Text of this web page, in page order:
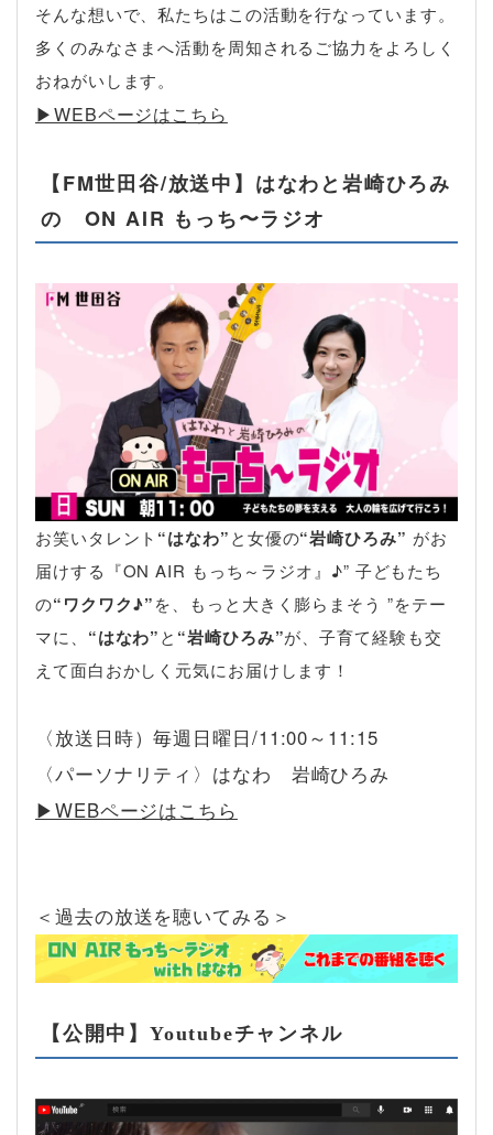
そんな想いで、私たちはこの活動を行なっています。
多くのみなさまへ活動を周知されるご協力をよろしく
おねがいします。
▶︎WEBページはこちら
【FM世田谷/放送中】はなわと岩崎ひろみ
の ON AIR もっち〜ラジオ
お笑いタレント “はなわ”と女優の“岩崎ひろみ” がお
届けする『ON AIR もっち～ラジオ』♪” 子どもたち
の“ワクワク♪”を、もっと大きく膨らまそう ”をテー
マに、 “はなわ”と “岩崎ひろみ”が、子育て経験も交
えて面白おかしく元気にお届けします！
〈放送日時）毎週日曜日/11:00～11:15
〈パーソナリティ〉はなわ 岩崎ひろみ
▶︎WEBページはこちら
＜過去の放送を聴いてみる＞
【公開中】Youtubeチャンネル